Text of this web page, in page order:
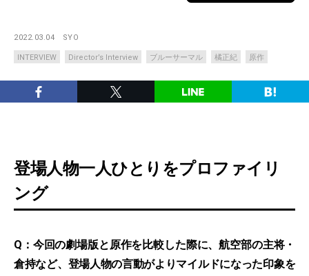
2022.03.04 SYO
INTERVIEW Director’s Interview ブルーサーマル 橘正紀 原作
登場人物一人ひとりをプロファイリ
ング
Q：今回の劇場版と原作を比較した際に、航空部の主将・
倉持など、登場人物の言動がよりマイルドになった印象を